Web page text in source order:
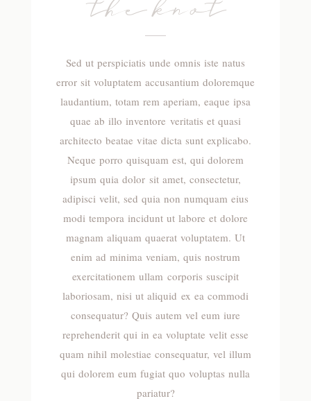
the knot
Sed ut perspiciatis unde omnis iste natus
error sit voluptatem accusantium doloremque
laudantium, totam rem aperiam, eaque ipsa
quae ab illo inventore veritatis et quasi
architecto beatae vitae dicta sunt explicabo.
Neque porro quisquam est, qui dolorem
ipsum quia dolor sit amet, consectetur,
adipisci velit, sed quia non numquam eius
modi tempora incidunt ut labore et dolore
magnam aliquam quaerat voluptatem. Ut
enim ad minima veniam, quis nostrum
exercitationem ullam corporis suscipit
laboriosam, nisi ut aliquid ex ea commodi
consequatur? Quis autem vel eum iure
reprehenderit qui in ea voluptate velit esse
quam nihil molestiae consequatur, vel illum
qui dolorem eum fugiat quo voluptas nulla
pariatur?